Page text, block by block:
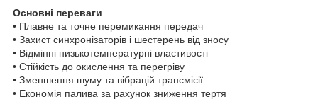
Основні переваги
• Плавне та точне перемикання передач
• Захист синхронізаторів і шестерень від зносу
• Відмінні низькотемпературні властивості
• Стійкість до окислення та перегріву
• Зменшення шуму та вібрацій трансмісії
• Економія палива за рахунок зниження тертя